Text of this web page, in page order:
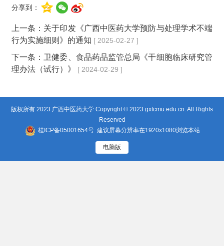
分享到：
上一条： 关于印发《广西中医药大学预防与处理学术不端
行为实施细则》的通知 [ 2025-02-27 ]
下一条： 卫健委、食品药品监管总局《干细胞临床研究管
理办法（试行）》
[ 2024-02-29 ]
版权所有 2023 广西中医药大学 Copyright © 2023 gxtcmu.edu.cn. All Rights
Reserved
桂ICP备05001654号 建议屏幕分辨率在1920x1080浏览本站
电脑版